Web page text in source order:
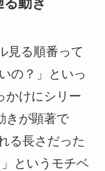
見る順番って
の？」といっ
かけにシリー
きが顕著で
る長さだった
というモチベ